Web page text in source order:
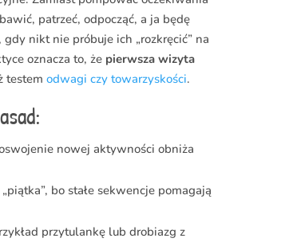
patrzeć, odpocząć, a ja będę
nikt nie próbuje ich „rozkręcić” na
oznacza to, że pierwsza wizyta
testemodwagi czy towarzyskości.
nowej aktywności obniża
bo stałe sekwencje pomagają
przytulankę lub drobiazg z